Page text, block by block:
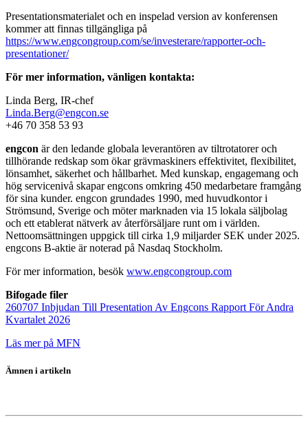
Presentationsmaterialet och en inspelad version av konferensen
kommer att finnas tillgängliga på
https://www.engcongroup.com/se/investerare/rapporter-och-
presentationer/
För mer information, vänligen kontakta:
Linda Berg, IR-chef
Linda.Berg@engcon.se
+46 70 358 53 93
engcon är den ledande globala leverantören av tiltrotatorer och
tillhörande redskap som ökar grävmaskiners effektivitet, flexibilitet,
lönsamhet, säkerhet och hållbarhet. Med kunskap, engagemang och
hög servicenivå skapar engcons omkring 450 medarbetare framgång
för sina kunder. engcon grundades 1990, med huvudkontor i
Strömsund, Sverige och möter marknaden via 15 lokala säljbolag
och ett etablerat nätverk av återförsäljare runt om i världen.
Nettoomsättningen uppgick till cirka 1,9 miljarder SEK under 2025.
engcons B-aktie är noterad på Nasdaq Stockholm.
För mer information, besök www.engcongroup.com
Bifogade filer
260707 Inbjudan Till Presentation Av Engcons Rapport För Andra
Kvartalet 2026
Läs mer på MFN
Ämnen i artikeln